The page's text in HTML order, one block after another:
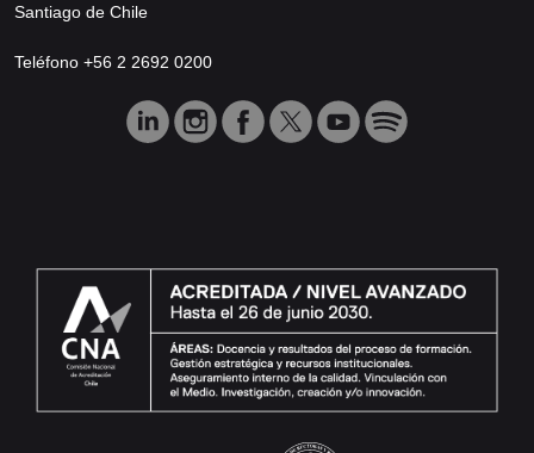
Santiago de Chile
Teléfono +56 2 2692 0200